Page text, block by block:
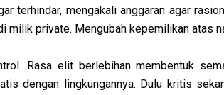
terhindar, mengakali anggaran agar
milik private. Mengubah kepemilikan atas
Rasa elit berlebihan membentuk
dengan lingkungannya. Dulu kritis